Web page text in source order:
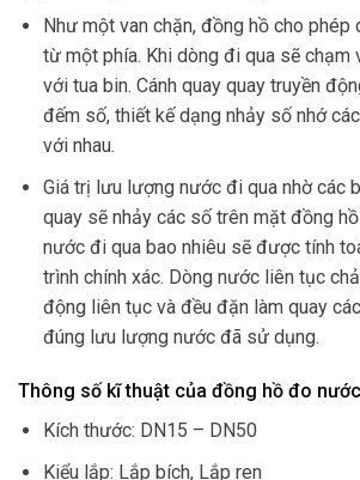
Như một van chặn, đồng hồ cho phép
từ một phía. Khi dòng đi qua sẽ chạm
với tua bin. Cánh quay quay truyền
đếm số, thiết kế dạng nhảy số nhớ
với nhau.
Giá trị lưu lượng nước đi qua nhờ các
quay sẽ nhảy các số trên mặt đồng
nước đi qua bao nhiêu sẽ được tính
trình chính xác. Dòng nước liên tục
động liên tục và đều đặn làm quay
đúng lưu lượng nước đã sử dụng.
Thông số kĩ thuật của đồng hồ đo
Kích thước: DN15 – DN50
Kiểu lắp: Lắp bích, Lắp ren